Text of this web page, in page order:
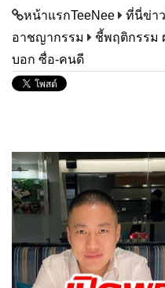
หน้าแรกTeeNee ที่นี่ข่า
อาชญากรรม
ชี้พฤติกรรม
บอก ซื่อ-คนดี